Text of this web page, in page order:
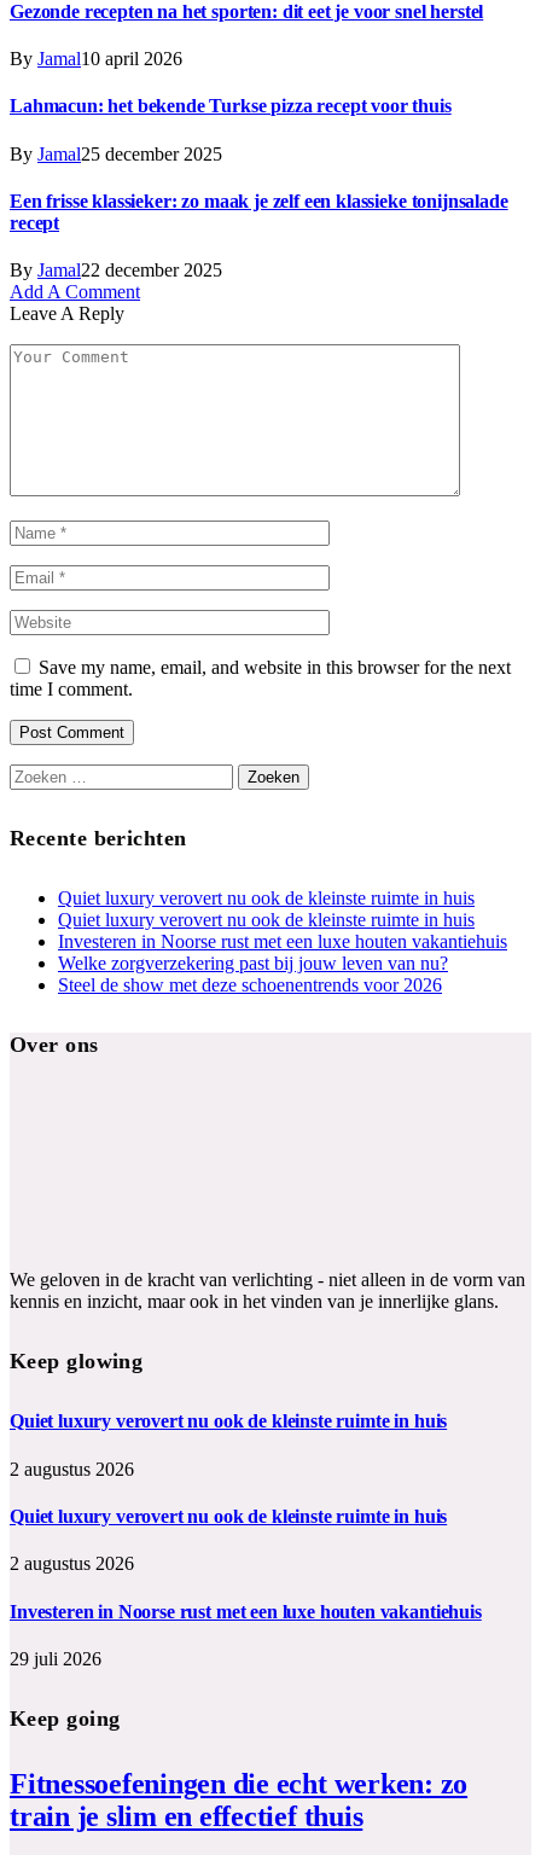
Gezonde recepten na het sporten: dit eet je voor snel herstel
By Jamal10 april 2026
Lahmacun: het bekende Turkse pizza recept voor thuis
By Jamal25 december 2025
Een frisse klassieker: zo maak je zelf een klassieke tonijnsalade
recept
By Jamal22 december 2025
Add A Comment
Leave A Reply
Save my name, email, and website in this browser for the next
time I comment.
Zoeken
naar:
Recente berichten
Quiet luxury verovert nu ook de kleinste ruimte in huis
Quiet luxury verovert nu ook de kleinste ruimte in huis
Investeren in Noorse rust met een luxe houten vakantiehuis
Welke zorgverzekering past bij jouw leven van nu?
Steel de show met deze schoenentrends voor 2026
Over ons
We geloven in de kracht van verlichting - niet alleen in de vorm van
kennis en inzicht, maar ook in het vinden van je innerlijke glans.
Keep glowing
Quiet luxury verovert nu ook de kleinste ruimte in huis
2 augustus 2026
Quiet luxury verovert nu ook de kleinste ruimte in huis
2 augustus 2026
Investeren in Noorse rust met een luxe houten vakantiehuis
29 juli 2026
Keep going
Fitnessoefeningen die echt werken: zo
train je slim en effectief thuis